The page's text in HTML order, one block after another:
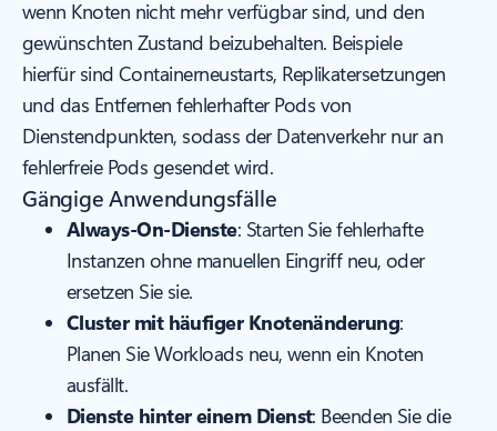
wenn Knoten nicht mehr verfügbar sind, und den
gewünschten Zustand beizubehalten. Beispiele
hierfür sind Containerneustarts, Replikatersetzungen
und das Entfernen fehlerhafter Pods von
Dienstendpunkten, sodass der Datenverkehr nur an
fehlerfreie Pods gesendet wird.
Gängige Anwendungsfälle
Always-On-Dienste: Starten Sie fehlerhafte
Instanzen ohne manuellen Eingriff neu, oder
ersetzen Sie sie.
Cluster mit häufiger Knotenänderung:
Planen Sie Workloads neu, wenn ein Knoten
ausfällt.
Dienste hinter einem Dienst: Beenden Sie die